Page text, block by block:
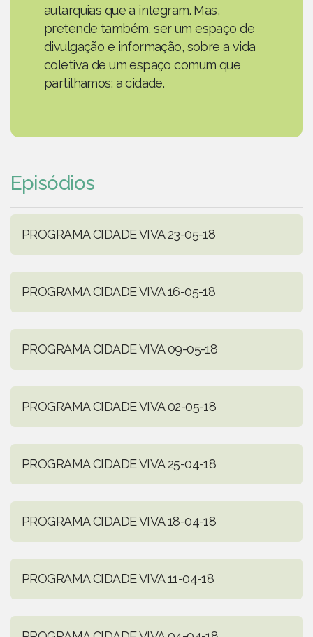
autarquias que a integram. Mas,
pretende também, ser um espaço de
divulgação e informação, sobre a vida
coletiva de um espaço comum que
partilhamos: a cidade.
Episódios
PROGRAMA CIDADE VIVA 23-05-18
PROGRAMA CIDADE VIVA 16-05-18
PROGRAMA CIDADE VIVA 09-05-18
PROGRAMA CIDADE VIVA 02-05-18
PROGRAMA CIDADE VIVA 25-04-18
PROGRAMA CIDADE VIVA 18-04-18
PROGRAMA CIDADE VIVA 11-04-18